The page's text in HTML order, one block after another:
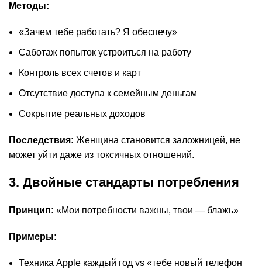
Методы:
«Зачем тебе работать? Я обеспечу»
Саботаж попыток устроиться на работу
Контроль всех счетов и карт
Отсутствие доступа к семейным деньгам
Сокрытие реальных доходов
Последствия: Женщина становится заложницей, не
может уйти даже из токсичных отношений.
3. Двойные стандарты потребления
Принцип: «Мои потребности важны, твои — блажь»
Примеры:
Техника Apple каждый год vs «тебе новый телефон